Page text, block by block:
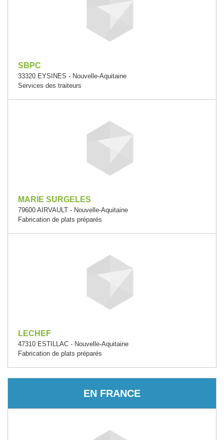
SBPC
33320 EYSINES - Nouvelle-Aquitaine
Services des traiteurs
MARIE SURGELES
79600 AIRVAULT - Nouvelle-Aquitaine
Fabrication de plats préparés
LECHEF
47310 ESTILLAC - Nouvelle-Aquitaine
Fabrication de plats préparés
EN FRANCE